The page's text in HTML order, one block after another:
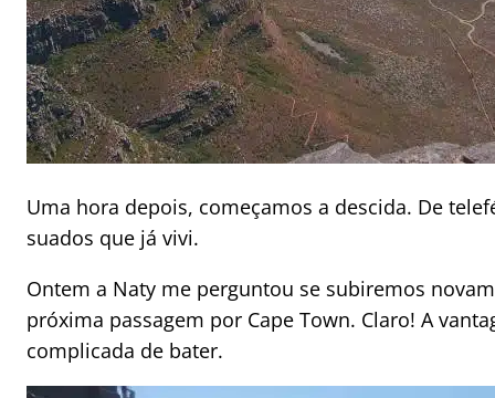
Uma hora depois, começamos a descida. De
suados que já vivi.
Ontem a Naty me perguntou se subiremos
próxima passagem por Cape Town. Claro! A
complicada de bater.